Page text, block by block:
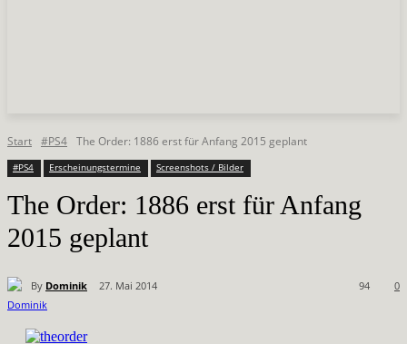
Start #PS4 The Order: 1886 erst für Anfang 2015 geplant
#PS4 Erscheinungstermine Screenshots / Bilder
The Order: 1886 erst für Anfang
2015 geplant
By Dominik 27. Mai 2014 0
94